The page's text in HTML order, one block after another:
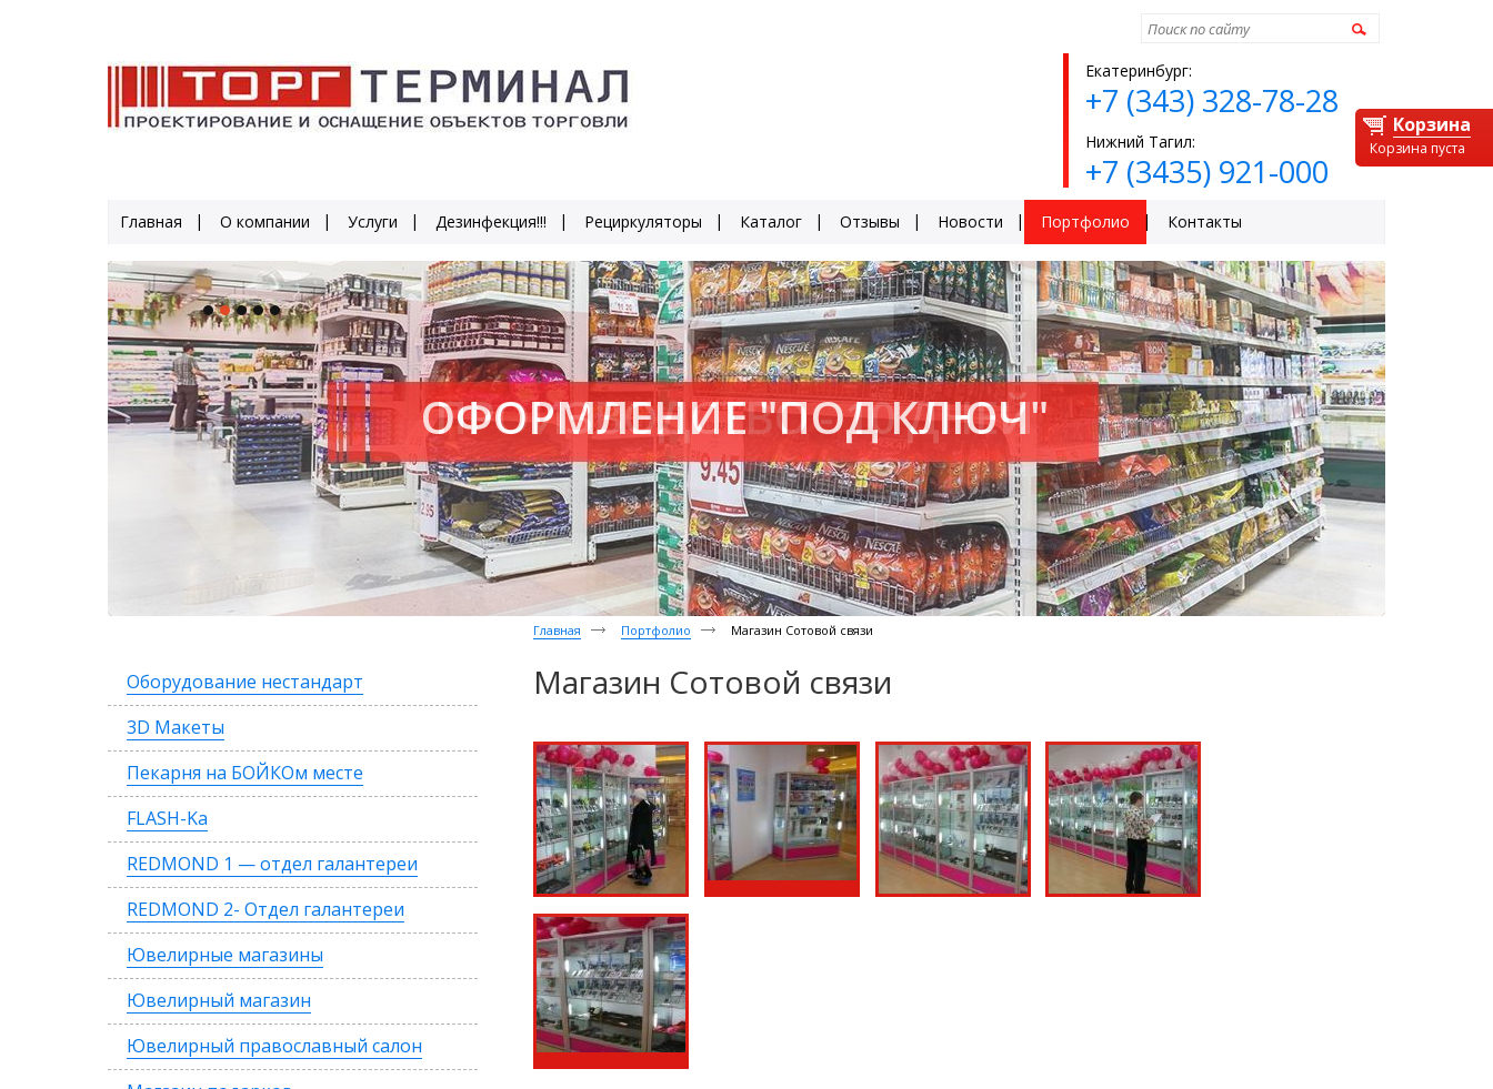
Екатеринбург:
+7 (343) 328-78-28
Нижний Тагил:
+7 (3435) 921-000
Главная О компании Услуги Дезинфекция!!! Рециркуляторы Каталог Отзывы Новости Портфолио Контакты
Корзина
Корзина пуста
ПРОИЗВОДСТВО - 10 ДНЕЙ
Оборудование нестандарт
3D Макеты
Пекарня на БОЙКОм месте
FLASH-Ka
REDMOND 1 — отдел галантереи
REDMOND 2- Отдел галантереи
Ювелирные магазины
Ювелирный магазин
Ювелирный православный салон
Главная Портфолио Магазин Сотовой связи
Магазин Сотовой связи